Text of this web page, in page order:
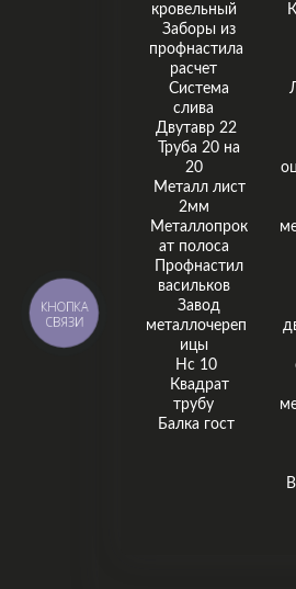
кровельный
Заборы из
профнастила
расчет
Система
слива
Двутавр 22
Труба 20 на
20
Металл лист
2мм
Металлопрок
ат полоса
Профнастил
васильков
Завод
металлочереп
ицы
Нс 10
Квадрат
трубу
Балка гост
КНОПКА
СВЯЗИ